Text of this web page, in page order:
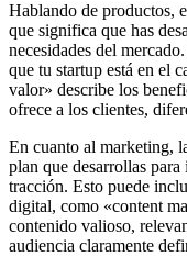
Hablando de productos,
que significa que has
necesidades del
que tu startup está en el
valor» describe los
ofrece a los clientes,
En cuanto al marketing,
plan que desarrollas
tracción. Esto puede
digital, como «content
contenido valioso,
audiencia claramente